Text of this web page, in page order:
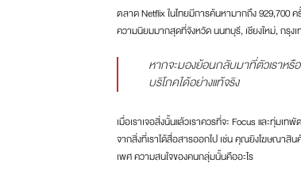
ตลาด Netflix ในไทยมีการค้นหามากถึง 929,700
ความนิยมมากสุดที่จังหวัด นนทบุรี, เชียงใหม่, กรุง
หากจะมองย้อนกลับมาที่ตัวเราหรื
บริโภคได้อย่างแท้จริง
เมื่อเราเจอสิ่งนั้นแล้วเราควรที่จะ Focus และทุ่มเ
จากสิ่งที่เราได้สื่อสารออกไป เช่น คุณยิงโฆษณาสิ
เพศ ความสนใจของคนกลุ่มนั้นคืออะไร